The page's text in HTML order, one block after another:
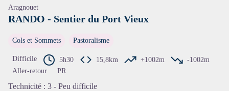
Aragnouet
RANDO - Sentier du Port Vieux
Cols et Sommets Pastoralisme
Difficile 5h30 15,8km +1002m
-1002m
Aller-retour
PR
Technicité : 3 - Peu difficile